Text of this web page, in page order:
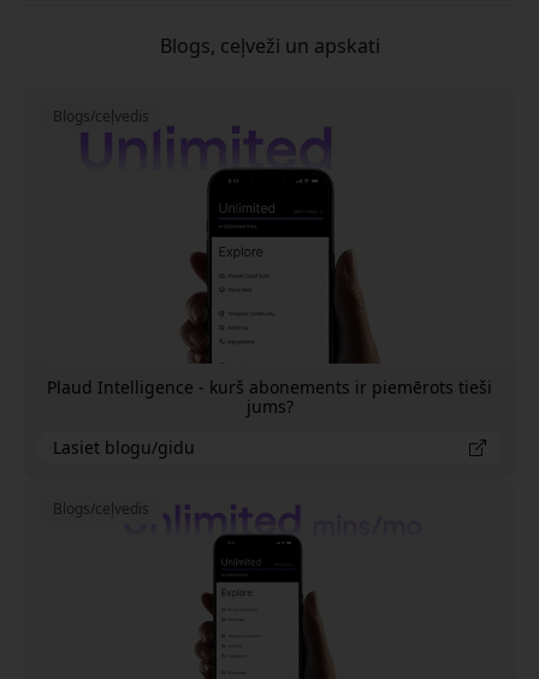
Blogs, ceļveži un apskati
Blogs/ceļvedis
Plaud Intelligence - kurš abonements ir piemērots tieši
jums?
Lasiet blogu/gidu
Blogs/ceļvedis